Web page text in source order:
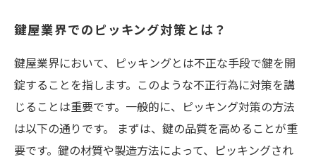
鍵屋業界でのピッキング対策とは？
鍵屋業界において、ピッキングとは不正な手段で鍵を開
錠することを指します。このような不正行為に対策を講
じることは重要です。一般的に、ピッキング対策の方法
は以下の通りです。 まずは、鍵の品質を高めることが重
要です。鍵の材質や製造方法によって、ピッキングされ